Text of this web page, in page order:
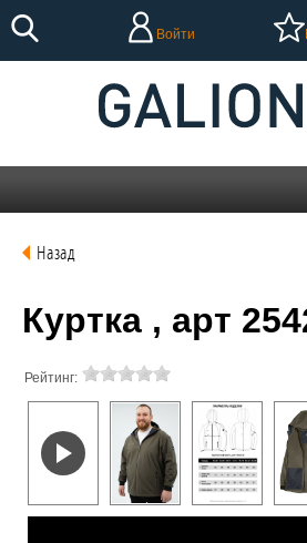
Войти
Назад
Куртка , арт
Рейтинг: